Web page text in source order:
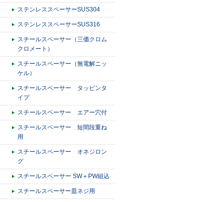
ステンレススペーサーSUS304
ステンレススペーサーSUS316
スチールスペーサー（三価クロム
クロメート）
スチールスペーサー（無電解ニッ
ケル）
スチールスペーサー タッピンタ
イプ
スチールスペーサー エアー穴付
スチールスペーサー 短間段重ね
用
スチールスペーサー オネジロン
グ
スチールスペーサー SW＋PW組込
スチールスペーサー皿ネジ用